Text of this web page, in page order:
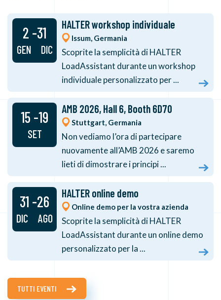
2 -31
GEN DIC
HALTER workshop individuale
Issum, Germania
Scoprite la semplicità di HALTER
LoadAssistant durante un workshop
individuale personalizzato per ...
15 -19
SET
AMB 2026, Hall 6, Booth 6D70
Stuttgart, Germania
Non vediamo l’ora di partecipare
nuovamente all’AMB 2026 e saremo
lieti di dimostrare i principi ...
31 -26
DIC AGO
HALTER online demo
Online demo per la vostra azienda
Scoprite la semplicità di HALTER
LoadAssistant durante un online demo
personalizzato per la ...
TUTTI EVENTI